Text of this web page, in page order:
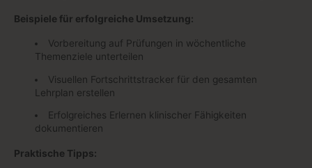
Beispiele für erfolgreiche Umsetzung:
Vorbereitung auf Prüfungen in wöchentliche
Themenziele unterteilen
Visuellen Fortschrittstracker für den gesamten
Lehrplan erstellen
Erfolgreiches Erlernen klinischer Fähigkeiten
dokumentieren
Praktische Tipps: